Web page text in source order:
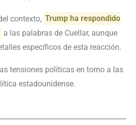
contexto, Trump ha respondido
a las palabras de Cuellar, aunque
específicos de esta reacción.
tensiones políticas en torno a las
estadounidense.